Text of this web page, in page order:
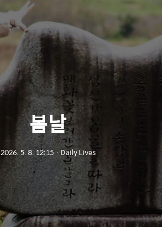
봄날
2026. 5. 8. 12:15ㆍ Daily Lives